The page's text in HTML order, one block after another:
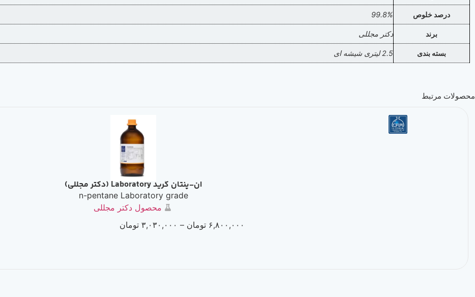
درصد خلوص 99.8%
برند دکتر مجللی
بسته بندی 2.5 لیتری شیشه ای
محصولات مرتبط
ان-پنتان گرید Laboratory (دکتر مجللی)
n-pentane Laboratory grade
محصول دکتر مجللی
۶,۸۰۰,۰۰۰ تومان – ۳,۰۳۰,۰۰۰ تومان